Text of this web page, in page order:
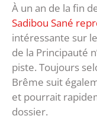
À un an de la fin
Sadibou Sané
intéressante sur
de la Principauté
piste. Toujours
Brême suit
et pourrait
dossier.